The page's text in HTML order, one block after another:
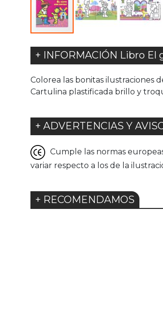
+ INFORMACIÓN Libro
Colorea las bonitas ilustraciones
Cartulina plastificada brillo y
+ ADVERTENCIAS Y
Cumple las normas
variar respecto a los de la
+ RECOMENDAMOS